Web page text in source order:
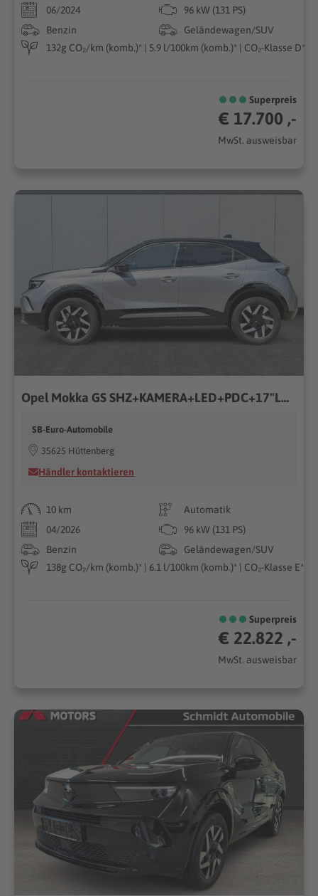
06/2024
96 kW (131 PS)
Benzin
Geländewagen/SUV
132g CO₂/km (komb.)* | 5.9 l/100km (komb.)* | CO₂-Klasse D*
Superpreis
€ 17.700 ,-
MwSt. ausweisbar
Opel Mokka GS SHZ+KAMERA+LED+PDC+17"LM 1.2 Turbo AT8 96kW (130PS) 8-Stufen-Automatik, Euro 6 EA [18]
SB-Euro-Automobile
35625 Hüttenberg
Händler kontaktieren
10 km
Automatik
04/2026
96 kW (131 PS)
Benzin
Geländewagen/SUV
138g CO₂/km (komb.)* | 6.1 l/100km (komb.)* | CO₂-Klasse E*
Superpreis
€ 22.822 ,-
MwSt. ausweisbar